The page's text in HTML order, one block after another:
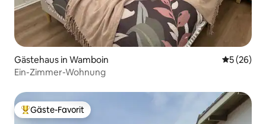
Gästehaus in Wamboin
5 (26)
Ein-Zimmer-Wohnung
Beliebter Gäste-Favorit.
Gäste-Favorit